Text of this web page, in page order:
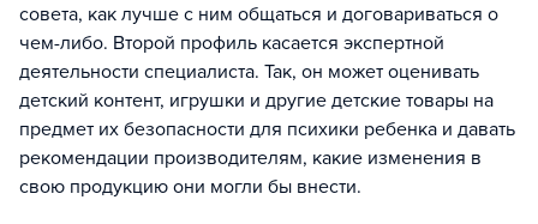
совета, как лучше с ним общаться и договариваться о
чем-либо. Второй профиль касается экспертной
деятельности специалиста. Так, он может оценивать
детский контент, игрушки и другие детские товары на
предмет их безопасности для психики ребенка и давать
рекомендации производителям, какие изменения в
свою продукцию они могли бы внести.